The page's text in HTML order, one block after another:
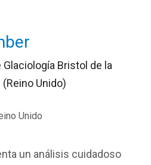
Bristol de la
Unido)
Unido
un análisis cuidadoso